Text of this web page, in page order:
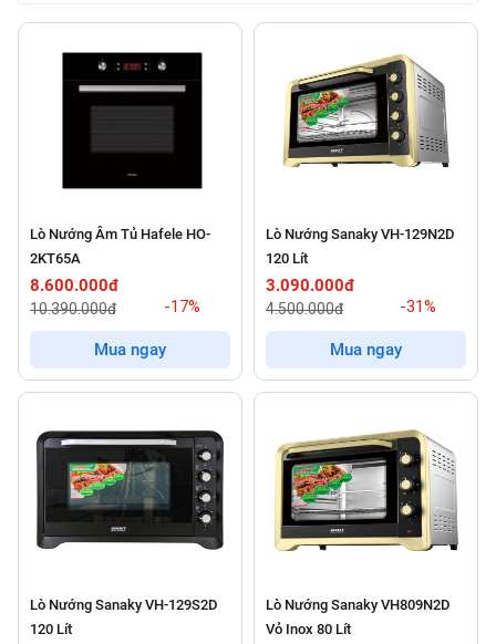
Lò Nướng Âm Tủ Hafele HO-
2KT65A
8.600.000đ
10.390.000đ -17%
Mua ngay
Lò Nướng Sanaky VH-129N2D
120 Lít
3.090.000đ
4.500.000đ -31%
Mua ngay
Lò Nướng Sanaky VH-129S2D
120 Lít
Lò Nướng Sanaky VH809N2D
Vỏ Inox 80 Lít